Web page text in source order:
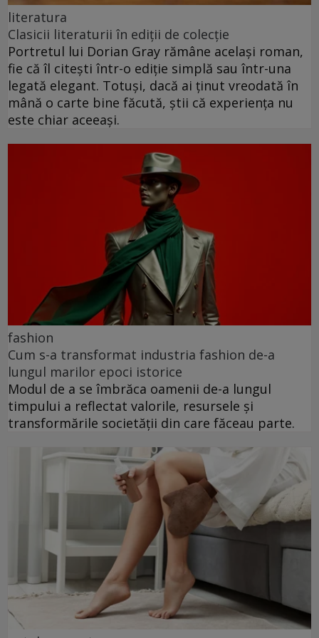
literatura
Clasicii literaturii în ediții de colecție
Portretul lui Dorian Gray rămâne același roman,
fie că îl citești într-o ediție simplă sau într-una
legată elegant. Totuși, dacă ai ținut vreodată în
mână o carte bine făcută, știi că experiența nu
este chiar aceeași.
fashion
Cum s-a transformat industria fashion de-a
lungul marilor epoci istorice
Modul de a se îmbrăca oamenii de-a lungul
timpului a reflectat valorile, resursele și
transformările societății din care făceau parte.